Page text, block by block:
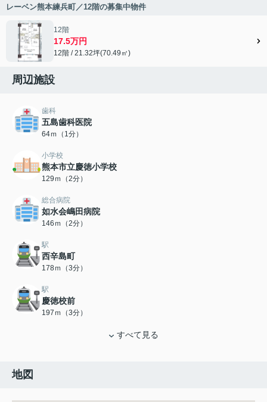
レーベン熊本練兵町／12階の募集中物件
12階
17.5万円
12階 / 21.32坪(70.49㎡)
周辺施設
歯科
五島歯科医院
64ｍ（1分）
小学校
熊本市立慶徳小学校
129ｍ（2分）
総合病院
如水会嶋田病院
146ｍ（2分）
駅
西辛島町
178ｍ（3分）
駅
慶徳校前
197ｍ（3分）
すべて見る
地図